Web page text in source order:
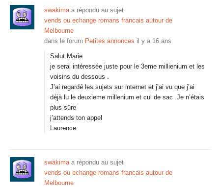
swakimaa répondu au sujet
vends ou echange romans francais autour de
Melbourne
dans le forum Petites annonces il y a 16 ans
Salut Marie
je serai intéressée juste pour le 3eme millienium et les
voisins du dessous .
J’ai regardé les sujets sur internet et j’ai vu que j’ai
déjà lu le deuxieme millenium et cul de sac .Je n’étais
plus sûre
j’attends ton appel
Laurence
swakimaa répondu au sujet
vends ou echange romans francais autour de
Melbourne